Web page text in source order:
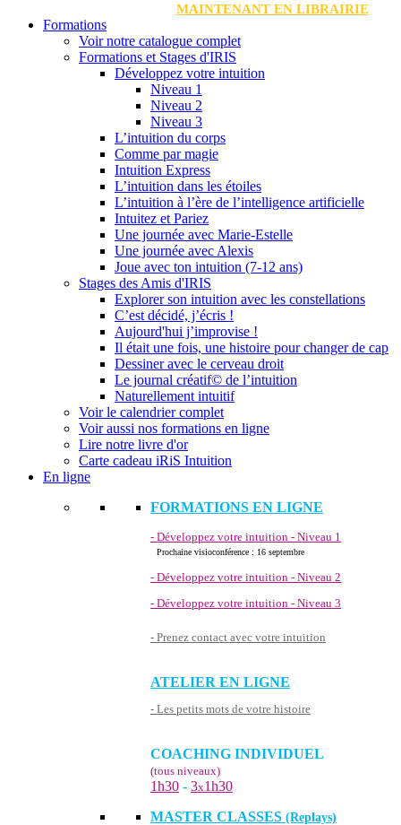
MAINTENANT EN LIBRAIRIE
Formations
Voir notre catalogue complet
Formations et Stages d'IRIS
Développez votre intuition
Niveau 1
Niveau 2
Niveau 3
L’intuition du corps
Comme par magie
Intuition Express
L’intuition dans les étoiles
L’intuition à l’ère de l’intelligence artificielle
Intuitez et Pariez
Une journée avec Marie-Estelle
Une journée avec Alexis
Joue avec ton intuition (7-12 ans)
Stages des Amis d'IRIS
Explorer son intuition avec les constellations
C’est décidé, j’écris !
Aujourd'hui j’improvise !
Il était une fois, une histoire pour changer de cap
Dessiner avec le cerveau droit
Le journal créatif© de l’intuition
Naturellement intuitif
Voir le calendrier complet
Voir aussi nos formations en ligne
Lire notre livre d'or
Carte cadeau iRiS Intuition
En ligne
FORMATIONS EN LIGNE
- Développez votre intuition - Niveau 1
Prochaine visioconférence : 16 septembre
- Développez votre intuition - Niveau 2
- Développez votre intuition - Niveau 3
- Prenez contact avec votre intuition
ATELIER EN LIGNE
- Les petits mots de votre histoire
COACHING INDIVIDUEL
(tous niveaux)
1h30 - 3x1h30
MASTER CLASSES (Replays)